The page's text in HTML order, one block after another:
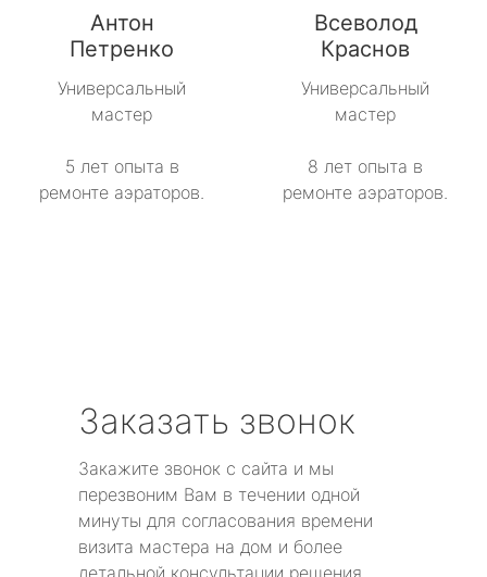
Антон
Петренко
Универсальный
мастер
5 лет опыта в
ремонте аэраторов.
Всеволод
Краснов
Универсальный
мастер
8 лет опыта в
ремонте аэраторов.
Заказать звонок
Закажите звонок с сайта и мы
перезвоним Вам в течении одной
минуты для согласования времени
визита мастера на дом и более